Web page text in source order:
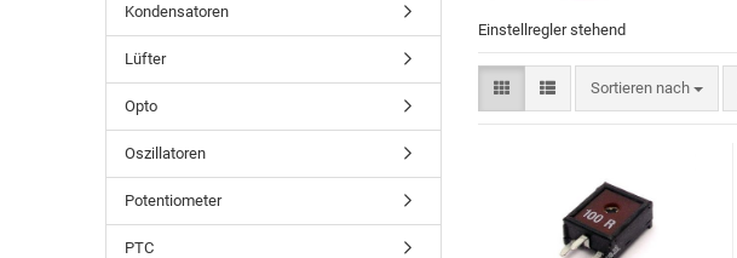
Einstellregler stehend
Sortieren nach
Kondensatoren
Lüfter
Opto
Oszillatoren
Potentiometer
PTC